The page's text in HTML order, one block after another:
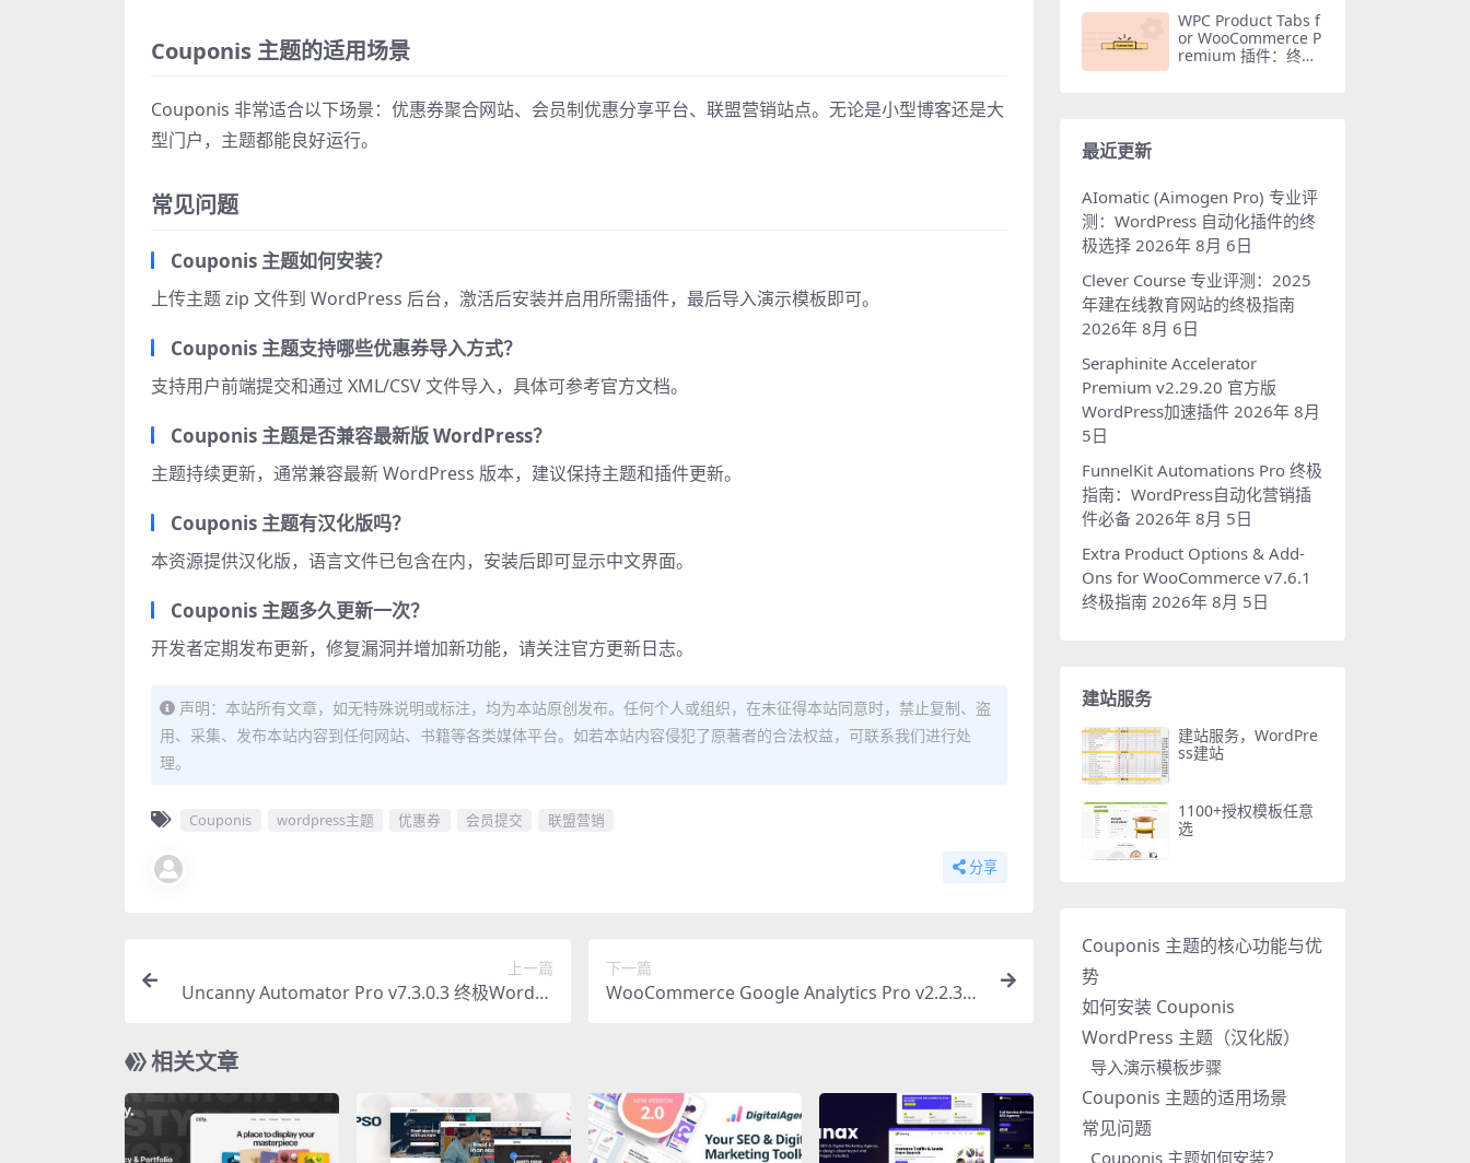
Couponis 主题的适用场景
Couponis 非常适合以下场景：优惠券聚合网站、会员制优惠分享平台、联盟营销站点。无论是小型博客还是大
型门户，主题都能良好运行。
常见问题
Couponis 主题如何安装？
上传主题 zip 文件到 WordPress 后台，激活后安装并启用所需插件，最后导入演示模板即可。
Couponis 主题支持哪些优惠券导入方式？
支持用户前端提交和通过 XML/CSV 文件导入，具体可参考官方文档。
Couponis 主题是否兼容最新版 WordPress？
主题持续更新，通常兼容最新 WordPress 版本，建议保持主题和插件更新。
Couponis 主题有汉化版吗？
本资源提供汉化版，语言文件已包含在内，安装后即可显示中文界面。
Couponis 主题多久更新一次？
开发者定期发布更新，修复漏洞并增加新功能，请关注官方更新日志。
声明：本站所有文章，如无特殊说明或标注，均为本站原创发布。任何个人或组织，在未征得本站同意时，禁止复制、盗
用、采集、发布本站内容到任何网站、书籍等各类媒体平台。如若本站内容侵犯了原著者的合法权益，可联系我们进行处
理。
Couponis wordpress主题 优惠券 会员提交 联盟营销
分享
上一篇
Uncanny Automator Pro v7.3.0.3 终极WordPr
下一篇
WooCommerce Google Analytics Pro v2.2.3
相关文章
WPC Product Tabs f
or WooCommerce P
remium 插件：终极
最近更新
AIomatic (Aimogen Pro) 专业评
测：WordPress 自动化插件的终
极选择 2026年 8月 6日
Clever Course 专业评测：2025
年建在线教育网站的终极指南
2026年 8月 6日
Seraphinite Accelerator
Premium v2.29.20 官方版
WordPress加速插件 2026年 8月
5日
FunnelKit Automations Pro 终极
指南：WordPress自动化营销插
件必备 2026年 8月 5日
Extra Product Options & Add-
Ons for WooCommerce v7.6.1
终极指南 2026年 8月 5日
建站服务
建站服务，WordPre
ss建站
1100+授权模板任意
选
Couponis 主题的核心功能与优
势
如何安装 Couponis
WordPress 主题（汉化版）
导入演示模板步骤
Couponis 主题的适用场景
常见问题
Couponis 主题如何安装？